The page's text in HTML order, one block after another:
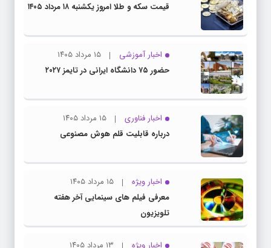
قیمت سکه و طلا امروز یکشنبه ۱۸ مرداد ۱۴۰۵
اخبار آموزشی
۱۵ مرداد ۱۴۰۵
حضور ۷۵ دانشگاه ایرانی در تایمز ۲۰۲۷
اخبار فناوری
۱۵ مرداد ۱۴۰۵
درباره قابلیت قلم هوش مصنوعی
اخبار ویژه
۱۵ مرداد ۱۴۰۵
معرفی فیلم های سینمایی آخر هفته
تلویزیون
اخبار ویژه
۱۳ مرداد ۱۴۰۵